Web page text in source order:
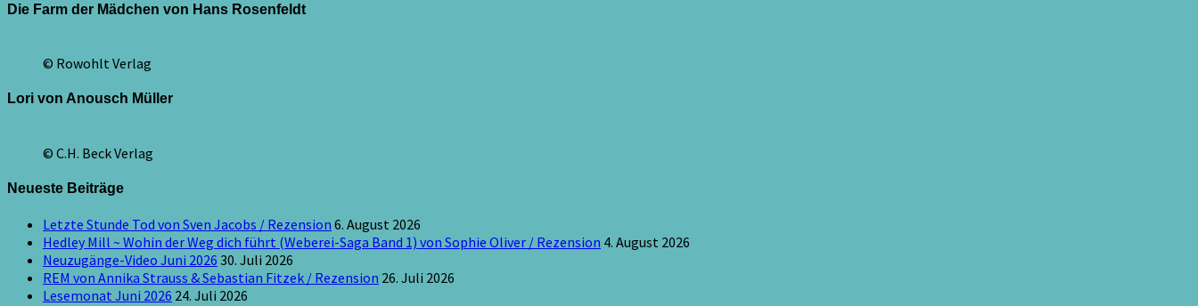
Die Farm der Mädchen von Hans Rosenfeldt
© Rowohlt Verlag
Lori von Anousch Müller
© C.H. Beck Verlag
Neueste Beiträge
Letzte Stunde Tod von Sven Jacobs / Rezension 6. August 2026
Hedley Mill ~ Wohin der Weg dich führt (Weberei-Saga Band 1) von Sophie Oliver / Rezension 4. August 2026
Neuzugänge-Video Juni 2026 30. Juli 2026
REM von Annika Strauss & Sebastian Fitzek / Rezension 26. Juli 2026
Lesemonat Juni 2026 24. Juli 2026